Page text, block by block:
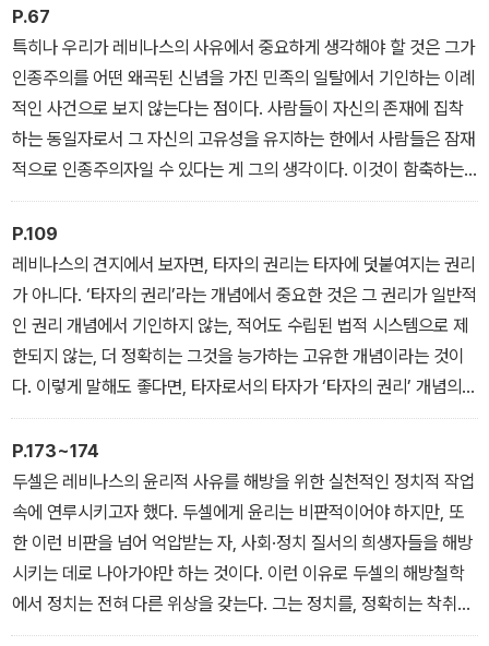
려 정치는 윤리에 의해 끝없이 문제 삼아진다. 윤리는 정치가 내세우
는 보편적 법칙과 제도들에 도전하는 역할, 구축된 정치의 부정의와
무책임성을 고발하는 역할을 한다.
P.67
특히나 우리가 레비나스의 사유에서 중요하게 생각해야 할 것은 그가
인종주의를 어떤 왜곡된 신념을 가진 민족의 일탈에서 기인하는 이례
적인 사건으로 보지 않는다는 점이다. 사람들이 자신의 존재에 집착
하는 동일자로서 그 자신의 고유성을 유지하는 한에서 사람들은 잠재
적으로 인종주의자일 수 있다는 게 그의 생각이다. 이것이 함축하는
바는 사람들은 나치의 인종주의를 자신과 완전히 무관한 것으로 치부
하여 제쳐둘 수 없다는 것이다. 즉 히틀러주의와 같은 인종주의는 예
외적 도착으로 한정되는 것이 아니라 우리의 존재 자체가 만들어 낼
수 있는 영원한 가능성이라는 점이다.
P.109
레비나스의 견지에서 보자면, 타자의 권리는 타자에 덧붙여지는 권리
가 아니다. ‘타자의 권리’라는 개념에서 중요한 것은 그 권리가 일반적
인 권리 개념에서 기인하지 않는, 적어도 수립된 법적 시스템으로 제
한되지 않는, 더 정확히는 그것을 능가하는 고유한 개념이라는 것이
다. 이렇게 말해도 좋다면, 타자로서의 타자가 ‘타자의 권리’ 개념의
원천이다. 이런 식의 논의는 재현적 사유 너머에서 타자를 만나고자
하는 레비나스 철학의 또 다른 귀결점이다. (중략) 타자는 언제나 ‘누
구’로 남아 있을 뿐 결코 ‘무엇’으로 환원될 수 없다는 것이다. 타자는
자신의 타자성 안에서 권리의 주체로 수립되므로, 결코 “그 권리는 전
체주의 논리가 행하는 세밀한 계산과 일치하지 않는다”.
P.173~174
두셀은 레비나스의 윤리적 사유를 해방을 위한 실천적인 정치적 작업
속에 연루시키고자 했다. 두셀에게 윤리는 비판적이어야 하지만, 또
한 이런 비판을 넘어 억압받는 자, 사회·정치 질서의 희생자들을 해방
시키는 데로 나아가야만 하는 것이다. 이런 이유로 두셀의 해방철학
에서 정치는 전혀 다른 위상을 갖는다. 그는 정치를, 정확히는 착취당
한 자들의 정치를 제일철학으로 놓음으로써 정치를 새롭게 복권시키